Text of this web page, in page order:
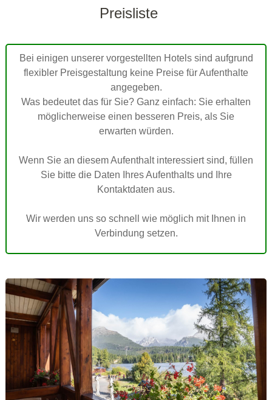
Preisliste
Bei einigen unserer vorgestellten Hotels sind aufgrund
flexibler Preisgestaltung keine Preise für Aufenthalte
angegeben.
Was bedeutet das für Sie? Ganz einfach: Sie erhalten
möglicherweise einen besseren Preis, als Sie
erwarten würden.
Wenn Sie an diesem Aufenthalt interessiert sind, füllen
Sie bitte die Daten Ihres Aufenthalts und Ihre
Kontaktdaten aus.
Wir werden uns so schnell wie möglich mit Ihnen in
Verbindung setzen.